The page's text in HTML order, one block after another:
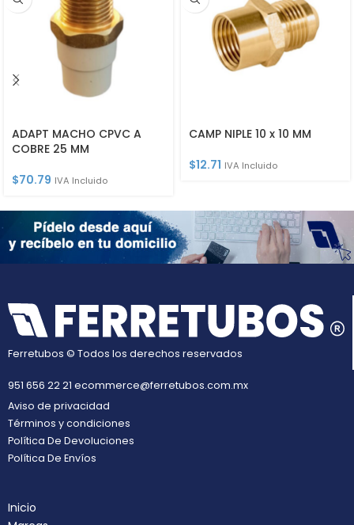
ADAPT MACHO CPVC A
COBRE 25 MM
$70.79 IVA Incluido
CAMP NIPLE 10 x 10 MM
$12.71 IVA Incluido
Ferretubos © Todos los derechos reservados
951 656 22 21 ecommerce@ferretubos.com.mx
Aviso de privacidad
Términos y condiciones
Política De Devoluciones
Política De Envíos
Inicio